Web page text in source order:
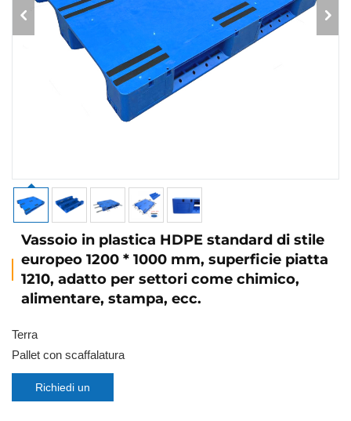
Vassoio in plastica HDPE standard di stile
europeo 1200 * 1000 mm, superficie piatta
1210, adatto per settori come chimico,
alimentare, stampa, ecc.
Terra
Pallet con scaffalatura
Richiedi un